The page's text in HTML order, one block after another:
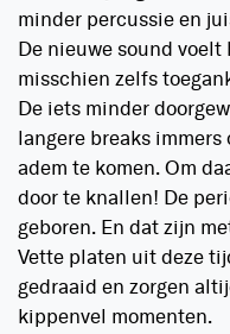
minder percussie en
De nieuwe sound
misschien zelfs
De iets minder
langere breaks immers
adem te komen. Om
door te knallen! De
geboren. En dat zijn
Vette platen uit deze
gedraaid en zorgen
kippenvel momenten.